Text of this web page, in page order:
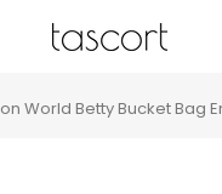
World Betty Bucket Bag